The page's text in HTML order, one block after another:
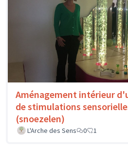
Aménagement intérieur
de stimulations
(snoezelen)
L'Arche des Sens 0 1